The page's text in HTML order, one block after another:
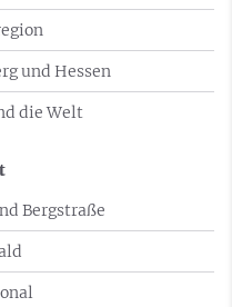
und Hessen
die Welt
Bergstraße